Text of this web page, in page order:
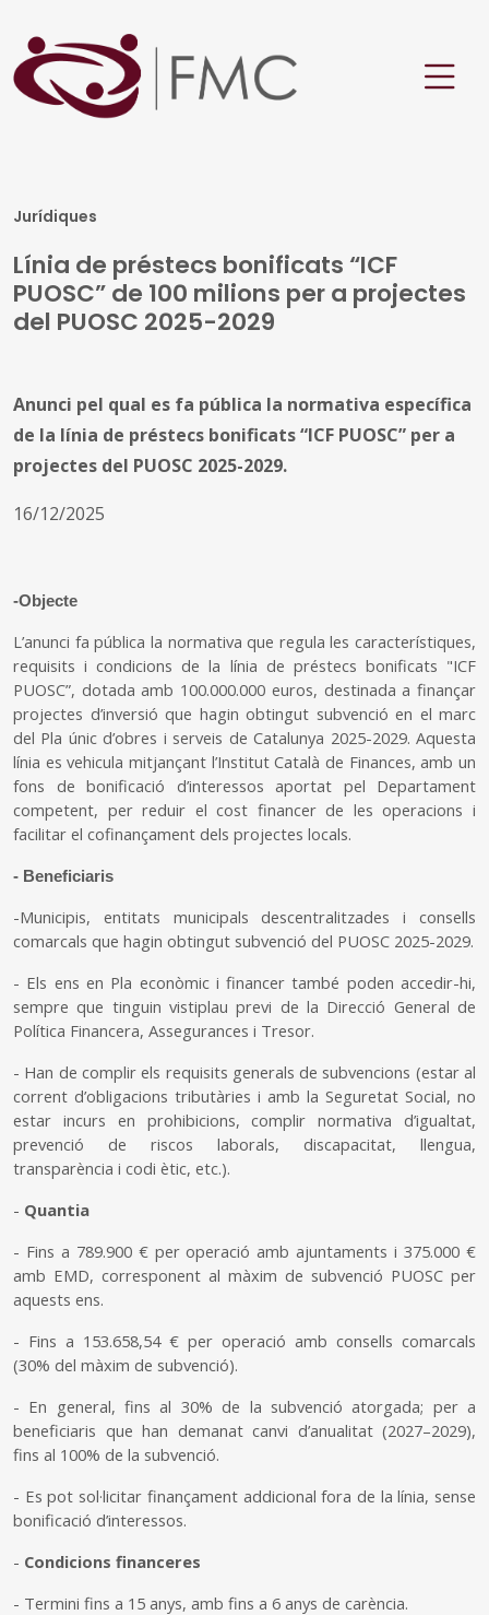
Jurídiques
Línia de préstecs bonificats “ICF
PUOSC” de 100 milions per a projectes
del PUOSC 2025-2029
Anunci pel qual es fa pública la normativa específica
de la línia de préstecs bonificats “ICF PUOSC” per a
projectes del PUOSC 2025-2029.
16/12/2025
-Objecte
L’anunci fa pública la normativa que regula les característiques,
requisits i condicions de la línia de préstecs bonificats "ICF
PUOSC”, dotada amb 100.000.000 euros, destinada a finançar
projectes d’inversió que hagin obtingut subvenció en el marc
del Pla únic d’obres i serveis de Catalunya 2025-2029. Aquesta
línia es vehicula mitjançant l’Institut Català de Finances, amb un
fons de bonificació d’interessos aportat pel Departament
competent, per reduir el cost financer de les operacions i
facilitar el cofinançament dels projectes locals.
- Beneficiaris
-Municipis, entitats municipals descentralitzades i consells
comarcals que hagin obtingut subvenció del PUOSC 2025-2029.
- Els ens en Pla econòmic i financer també poden accedir-hi,
sempre que tinguin vistiplau previ de la Direcció General de
Política Financera, Assegurances i Tresor.
- Han de complir els requisits generals de subvencions (estar al
corrent d’obligacions tributàries i amb la Seguretat Social, no
estar incurs en prohibicions, complir normativa d’igualtat,
prevenció de riscos laborals, discapacitat, llengua,
transparència i codi ètic, etc.).
- Quantia
- Fins a 789.900 € per operació amb ajuntaments i 375.000 €
amb EMD, corresponent al màxim de subvenció PUOSC per
aquests ens.
- Fins a 153.658,54 € per operació amb consells comarcals
(30% del màxim de subvenció).
- En general, fins al 30% de la subvenció atorgada; per a
beneficiaris que han demanat canvi d’anualitat (2027–2029),
fins al 100% de la subvenció.
- Es pot sol·licitar finançament addicional fora de la línia, sense
bonificació d’interessos.
- Condicions financeres
- Termini fins a 15 anys, amb fins a 6 anys de carència.